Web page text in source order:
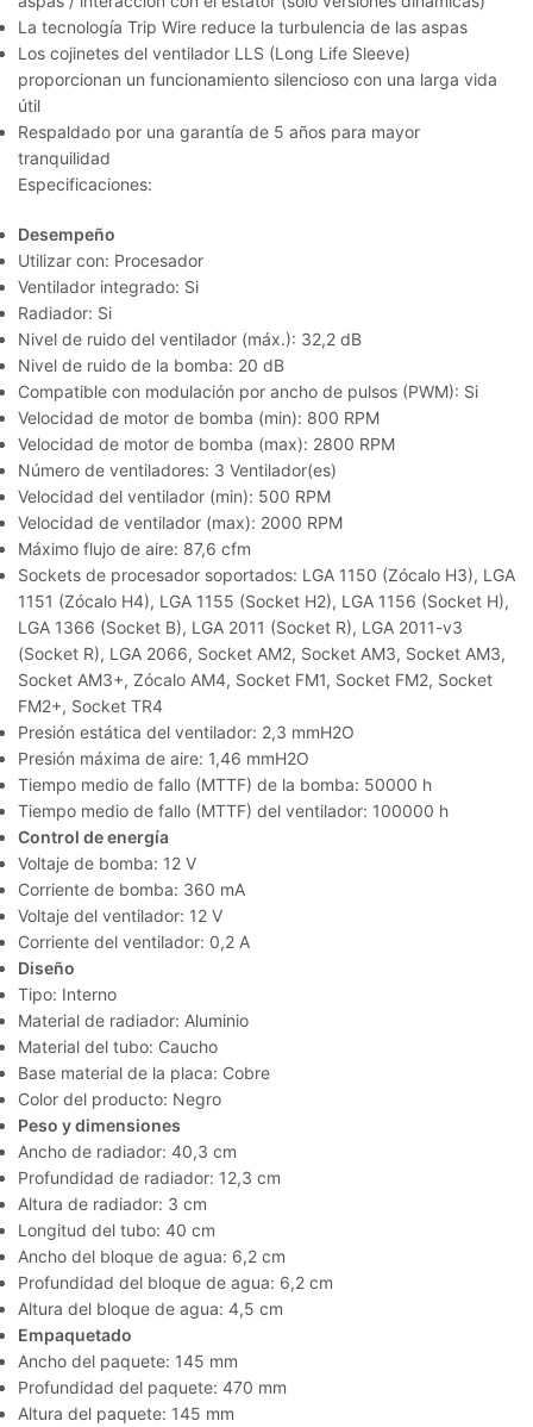
La tecnología Trip Wire reduce la turbulencia de las aspas
Los cojinetes del ventilador LLS (Long Life Sleeve)
proporcionan un funcionamiento silencioso con una larga vida
útil
Respaldado por una garantía de 5 años para mayor
tranquilidad
Especificaciones:
Desempeño
Utilizar con: Procesador
Ventilador integrado: Si
Radiador: Si
Nivel de ruido del ventilador (máx.): 32,2 dB
Nivel de ruido de la bomba: 20 dB
Compatible con modulación por ancho de pulsos (PWM): Si
Velocidad de motor de bomba (min): 800 RPM
Velocidad de motor de bomba (max): 2800 RPM
Número de ventiladores: 3 Ventilador(es)
Velocidad del ventilador (min): 500 RPM
Velocidad de ventilador (max): 2000 RPM
Máximo flujo de aire: 87,6 cfm
Sockets de procesador soportados: LGA 1150 (Zócalo H3), LGA
1151 (Zócalo H4), LGA 1155 (Socket H2), LGA 1156 (Socket H),
LGA 1366 (Socket B), LGA 2011 (Socket R), LGA 2011-v3
(Socket R), LGA 2066, Socket AM2, Socket AM3, Socket AM3,
Socket AM3+, Zócalo AM4, Socket FM1, Socket FM2, Socket
FM2+, Socket TR4
Presión estática del ventilador: 2,3 mmH2O
Presión máxima de aire: 1,46 mmH2O
Tiempo medio de fallo (MTTF) de la bomba: 50000 h
Tiempo medio de fallo (MTTF) del ventilador: 100000 h
Control de energía
Voltaje de bomba: 12 V
Corriente de bomba: 360 mA
Voltaje del ventilador: 12 V
Corriente del ventilador: 0,2 A
Diseño
Tipo: Interno
Material de radiador: Aluminio
Material del tubo: Caucho
Base material de la placa: Cobre
Color del producto: Negro
Peso y dimensiones
Ancho de radiador: 40,3 cm
Profundidad de radiador: 12,3 cm
Altura de radiador: 3 cm
Longitud del tubo: 40 cm
Ancho del bloque de agua: 6,2 cm
Profundidad del bloque de agua: 6,2 cm
Altura del bloque de agua: 4,5 cm
Empaquetado
Ancho del paquete: 145 mm
Profundidad del paquete: 470 mm
Altura del paquete: 145 mm